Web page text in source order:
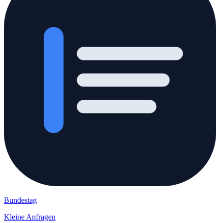
Bundestag
Kleine Anfragen